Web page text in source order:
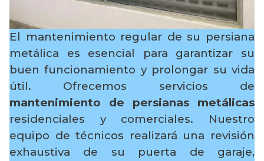
El mantenimiento regular de su persiana
metálica es esencial para garantizar su
buen funcionamiento y prolongar su vida
útil. Ofrecemos servicios de
mantenimiento de persianas metálicas
residenciales y comerciales. Nuestro
equipo de técnicos realizará una revisión
exhaustiva de su puerta de garaje,